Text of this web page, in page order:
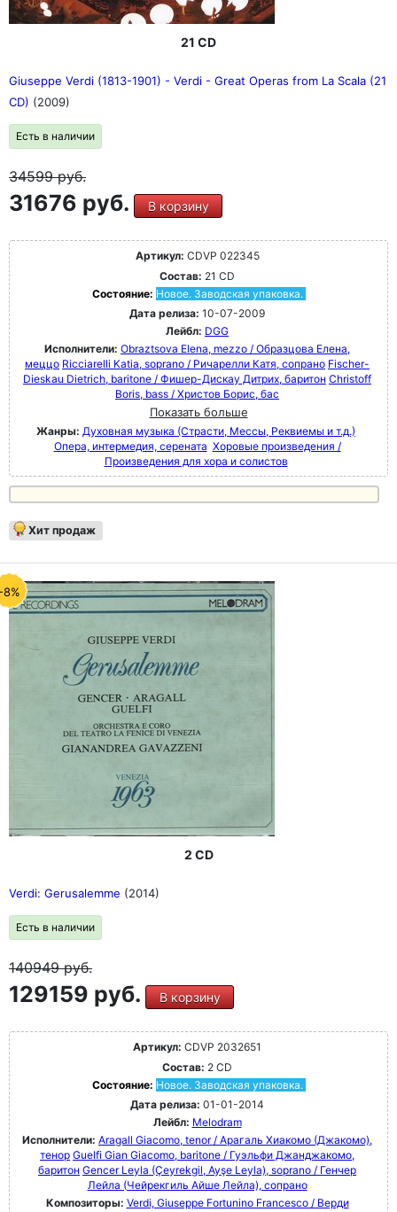
21 CD
Giuseppe Verdi (1813-1901) - Verdi - Great Operas from La Scala (21
CD) (2009)
Есть в наличии
34599руб.
31676 руб. В корзину
Артикул: CDVP 022345
Состав: 21 CD
Состояние: Новое. Заводская упаковка.
Дата релиза: 10-07-2009
Лейбл: DGG
Исполнители: Obraztsova Elena, mezzo / Образцова Елена,
меццо Ricciarelli Katia, soprano / Ричарелли Катя, сопрано Fischer-
Dieskau Dietrich, baritone / Фишер-Дискау Дитрих, баритон Christoff
Boris, bass / Христов Борис, бас
Показать больше
Жанры: Духовная музыка (Страсти, Мессы, Реквиемы и т.д.)
Опера, интермедия, серената Хоровые произведения /
Произведения для хора и солистов
Хит продаж
8%
2 CD
Verdi: Gerusalemme (2014)
Есть в наличии
140949руб.
129159 руб. В корзину
Артикул: CDVP 2032651
Состав: 2 CD
Состояние: Новое. Заводская упаковка.
Дата релиза: 01-01-2014
Лейбл: Melodram
Исполнители: Aragall Giacomo, tenor / Арагаль Хиакомо (Джакомо),
тенор Guelfi Gian Giacomo, baritone / Гуэльфи Джанджакомо,
баритон Gencer Leyla (Çeyrekgil, Ayşe Leyla), soprano / Генчер
Лейла (Чейрекгиль Айше Лейла), сопрано
Композиторы: Verdi, Giuseppe Fortunino Francesco / Верди